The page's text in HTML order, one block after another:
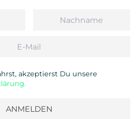
akzeptierst Du unsere